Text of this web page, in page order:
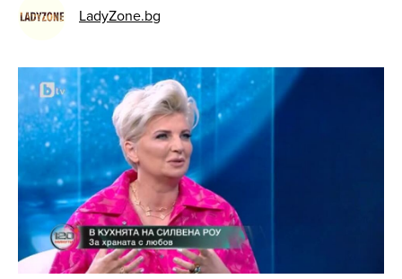
LadyZone.bg